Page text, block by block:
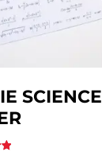
SCIENCE